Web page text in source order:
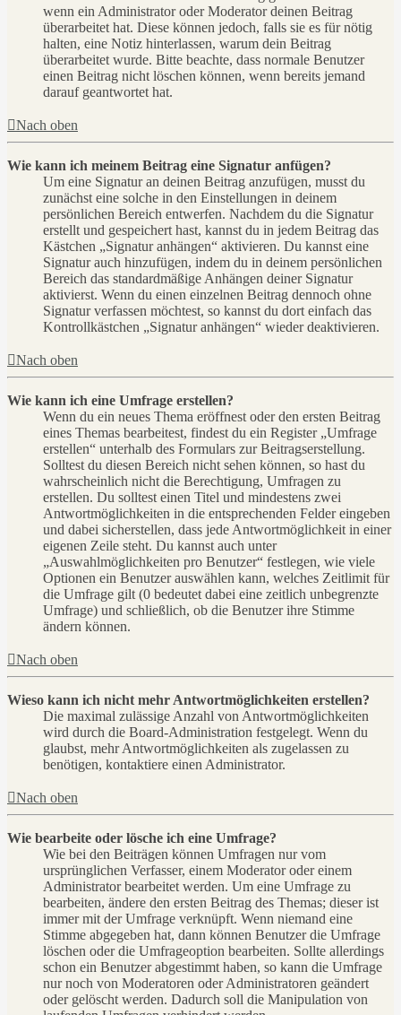
wenn ein Administrator oder Moderator deinen Beitrag
überarbeitet hat. Diese können jedoch, falls sie es für nötig
halten, eine Notiz hinterlassen, warum dein Beitrag
überarbeitet wurde. Bitte beachte, dass normale Benutzer
einen Beitrag nicht löschen können, wenn bereits jemand
darauf geantwortet hat.
Nach oben
Wie kann ich meinem Beitrag eine Signatur anfügen?
Um eine Signatur an deinen Beitrag anzufügen, musst du
zunächst eine solche in den Einstellungen in deinem
persönlichen Bereich entwerfen. Nachdem du die Signatur
erstellt und gespeichert hast, kannst du in jedem Beitrag das
Kästchen „Signatur anhängen“ aktivieren. Du kannst eine
Signatur auch hinzufügen, indem du in deinem persönlichen
Bereich das standardmäßige Anhängen deiner Signatur
aktivierst. Wenn du einen einzelnen Beitrag dennoch ohne
Signatur verfassen möchtest, so kannst du dort einfach das
Kontrollkästchen „Signatur anhängen“ wieder deaktivieren.
Nach oben
Wie kann ich eine Umfrage erstellen?
Wenn du ein neues Thema eröffnest oder den ersten Beitrag
eines Themas bearbeitest, findest du ein Register „Umfrage
erstellen“ unterhalb des Formulars zur Beitragserstellung.
Solltest du diesen Bereich nicht sehen können, so hast du
wahrscheinlich nicht die Berechtigung, Umfragen zu
erstellen. Du solltest einen Titel und mindestens zwei
Antwortmöglichkeiten in die entsprechenden Felder eingeben
und dabei sicherstellen, dass jede Antwortmöglichkeit in einer
eigenen Zeile steht. Du kannst auch unter
„Auswahlmöglichkeiten pro Benutzer“ festlegen, wie viele
Optionen ein Benutzer auswählen kann, welches Zeitlimit für
die Umfrage gilt (0 bedeutet dabei eine zeitlich unbegrenzte
Umfrage) und schließlich, ob die Benutzer ihre Stimme
ändern können.
Nach oben
Wieso kann ich nicht mehr Antwortmöglichkeiten erstellen?
Die maximal zulässige Anzahl von Antwortmöglichkeiten
wird durch die Board-Administration festgelegt. Wenn du
glaubst, mehr Antwortmöglichkeiten als zugelassen zu
benötigen, kontaktiere einen Administrator.
Nach oben
Wie bearbeite oder lösche ich eine Umfrage?
Wie bei den Beiträgen können Umfragen nur vom
ursprünglichen Verfasser, einem Moderator oder einem
Administrator bearbeitet werden. Um eine Umfrage zu
bearbeiten, ändere den ersten Beitrag des Themas; dieser ist
immer mit der Umfrage verknüpft. Wenn niemand eine
Stimme abgegeben hat, dann können Benutzer die Umfrage
löschen oder die Umfrageoption bearbeiten. Sollte allerdings
schon ein Benutzer abgestimmt haben, so kann die Umfrage
nur noch von Moderatoren oder Administratoren geändert
oder gelöscht werden. Dadurch soll die Manipulation von